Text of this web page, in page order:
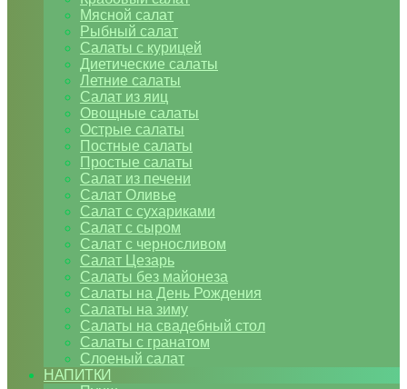
Мясной салат
Рыбный салат
Салаты с курицей
Диетические салаты
Летние салаты
Салат из яиц
Овощные салаты
Острые салаты
Постные салаты
Простые салаты
Салат из печени
Салат Оливье
Салат с сухариками
Салат с сыром
Салат с черносливом
Салат Цезарь
Салаты без майонеза
Салаты на День Рождения
Салаты на зиму
Салаты на свадебный стол
Салаты с гранатом
Слоеный салат
НАПИТКИ